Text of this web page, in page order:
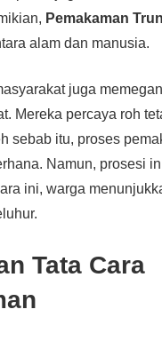
Pemakaman
alam dan manusia.
juga
Mereka percaya roh
sebab itu, proses
Namun, prosesi
ini, warga
Tata Cara